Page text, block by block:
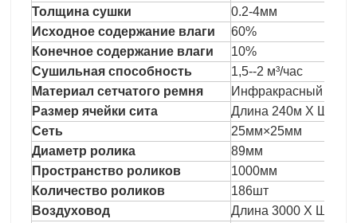
Толщина сушки
0.2-4мм
Исходное содержание влаги
60%
Конечное содержание влаги
10%
Сушильная способность
1,5--2 м³/час
Материал сетчатого ремня
Инфракрасный
Размер ячейки сита
Длина 240м X
Сеть
25мм×25мм
Диаметр ролика
89мм
Пространство роликов
1000мм
Количество роликов
186шт
Воздуховод
Длина 3000 X